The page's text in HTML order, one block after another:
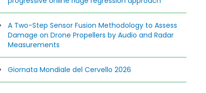
A Two-Step Sensor Fusion Methodology to Assess
Damage on Drone Propellers by Audio and Radar
Measurements
Giornata Mondiale del Cervello 2026